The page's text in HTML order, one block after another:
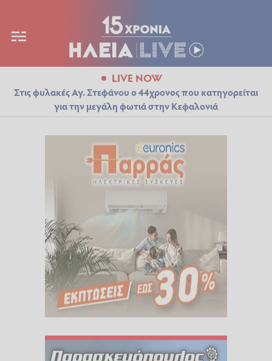
LIVE NOW
Στις φυλακές Αγ. Στεφάνου ο 44χρονος που κατηγορείται
για την μεγάλη φωτιά στην Κεφαλονιά